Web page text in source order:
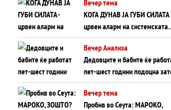
Вечер тема
КОГА ДУНАВ ЈА ГУБИ СИЛАТА
црвен аларм на системската
плоча од јужна Германија до
Црното Море...
Вечер Анализа
Дедовците и бабите ќе
пет-шест години подоцна
што НЕМААТ ВНУЦИ ДА ГИ
ЗАМЕНАТ
Вечер тема
Пробив во Сеута: МАРОКО,